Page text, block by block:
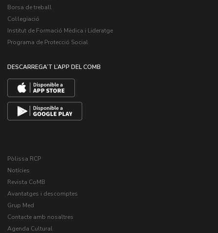
Borsa de treball
Col·legiació
Institut de Formació Mèdica i Lideratge
Programa de Protecció Social
DESCARREGA’T L’APP DEL COMB
Pòlissa RCP
Notícies
Revista CoMB
Avantatges i descomptes
Grup Med
Contacte amb nosaltres
Agenda Cultural